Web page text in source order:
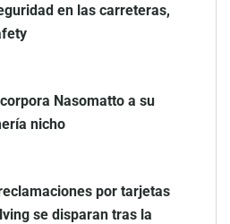
en las carreteras,
Nasomatto a su
nicho
por tarjetas
se disparan tras la